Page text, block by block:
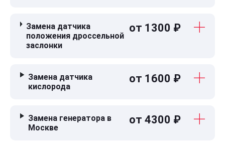
Замена датчика
положения дроссельной
заслонки
от 1300 ₽
Замена датчика
кислорода
от 1600 ₽
Замена генератора в
Москве
от 4300 ₽